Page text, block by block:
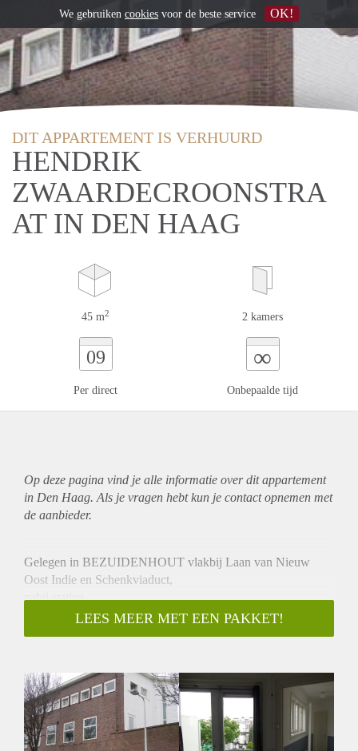
DIT APPARTEMENT IS VERHUURD
HENDRIK
ZWAARDECROONSTRA
AT IN DEN HAAG
45 m2 2 kamers
09
Per direct
∞
Onbepaalde tijd
Op deze pagina vind je alle informatie over ditappartement
in Den Haag. Als je vragen hebt kun je contact opnemen met
de aanbieder.
Gelegen in BEZUIDENHOUT vlakbij Laan van Nieuw
Oost Indie en Schenkviaduct,
nabij station.
2e etage top appartement, entree op de eerste etage - vaste
trap naar tweede etage – gang met toilet – woonkamer ca.
koelkastje met vriesvak en huurboiler, douche 120x90 met
glazen scherm en openslaande deuren naar balkon (oost).
Voorzien van blok centrale verwarming, telefoon- en
televisieaansluiting.
LEES MEER MET EEN PAKKET!
We gebruiken cookies voor de beste service OK!